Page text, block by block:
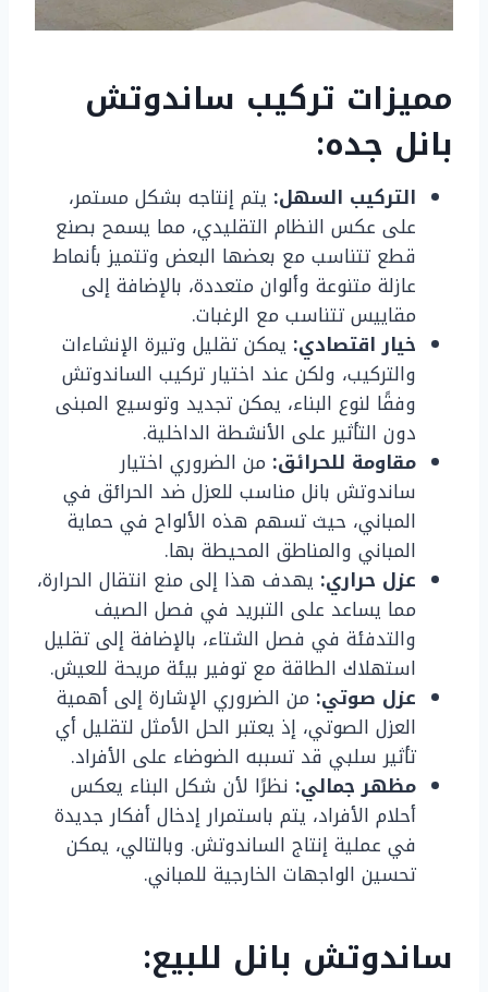
مميزات تركيب ساندوتش
بانل جده:
التركيب السهل: يتم إنتاجه بشكل مستمر،
على عكس النظام التقليدي، مما يسمح بصنع
قطع تتناسب مع بعضها البعض وتتميز بأنماط
عازلة متنوعة وألوان متعددة، بالإضافة إلى
مقاييس تتناسب مع الرغبات.
خيار اقتصادي: يمكن تقليل وتيرة الإنشاءات
والتركيب، ولكن عند اختيار تركيب الساندوتش
وفقًا لنوع البناء، يمكن تجديد وتوسيع المبنى
دون التأثير على الأنشطة الداخلية.
مقاومة للحرائق: من الضروري اختيار
ساندوتش بانل مناسب للعزل ضد الحرائق في
المباني، حيث تسهم هذه الألواح في حماية
المباني والمناطق المحيطة بها.
عزل حراري: يهدف هذا إلى منع انتقال الحرارة،
مما يساعد على التبريد في فصل الصيف
والتدفئة في فصل الشتاء، بالإضافة إلى تقليل
استهلاك الطاقة مع توفير بيئة مريحة للعيش.
عزل صوتي: من الضروري الإشارة إلى أهمية
العزل الصوتي، إذ يعتبر الحل الأمثل لتقليل أي
تأثير سلبي قد تسببه الضوضاء على الأفراد.
مظهر جمالي: نظرًا لأن شكل البناء يعكس
أحلام الأفراد، يتم باستمرار إدخال أفكار جديدة
في عملية إنتاج الساندوتش. وبالتالي، يمكن
تحسين الواجهات الخارجية للمباني.
ساندوتش بانل للبيع: